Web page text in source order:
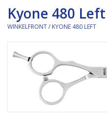
Kaaral
Merken
Kyone 480 Left
WINKELFRONT/ KYONE 480 LEFT